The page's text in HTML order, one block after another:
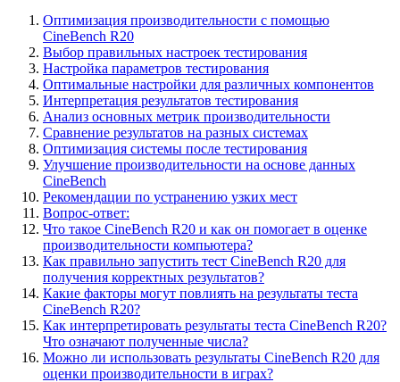
Оптимизация производительности с помощью
CineBench R20
Выбор правильных настроек тестирования
Настройка параметров тестирования
Оптимальные настройки для различных компонентов
Интерпретация результатов тестирования
Анализ основных метрик производительности
Сравнение результатов на разных системах
Оптимизация системы после тестирования
Улучшение производительности на основе данных
CineBench
Рекомендации по устранению узких мест
Вопрос-ответ:
Что такое CineBench R20 и как он помогает в оценке
производительности компьютера?
Как правильно запустить тест CineBench R20 для
получения корректных результатов?
Какие факторы могут повлиять на результаты теста
CineBench R20?
Как интерпретировать результаты теста CineBench R20?
Что означают полученные числа?
Можно ли использовать результаты CineBench R20 для
оценки производительности в играх?